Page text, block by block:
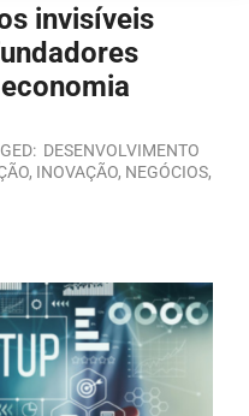
invisíveis
DESENVOLVIMENTO
, INOVAÇÃO, NEGÓCIOS,